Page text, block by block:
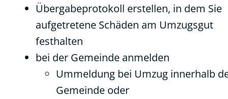
Übergabeprotokoll erstellen, in dem Sie
aufgetretene Schäden am Umzugsgut
festhalten
bei der Gemeinde anmelden
Ummeldung bei Umzug innerhalb
Gemeinde oder